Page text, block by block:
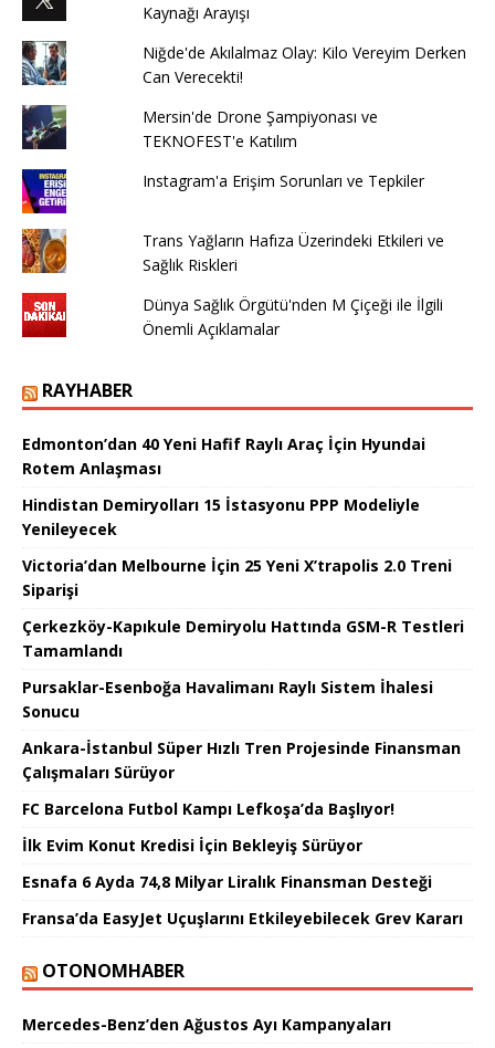
Kaynağı Arayışı
Niğde'de Akılalmaz Olay: Kilo Vereyim Derken
Can Verecekti!
Mersin'de Drone Şampiyonası ve
TEKNOFEST'e Katılım
Instagram'a Erişim Sorunları ve Tepkiler
Trans Yağların Hafıza Üzerindeki Etkileri ve
Sağlık Riskleri
Dünya Sağlık Örgütü'nden M Çiçeği ile İlgili
Önemli Açıklamalar
RAYHABER
Edmonton’dan 40 Yeni Hafif Raylı Araç İçin Hyundai
Rotem Anlaşması
Hindistan Demiryolları 15 İstasyonu PPP Modeliyle
Yenileyecek
Victoria’dan Melbourne İçin 25 Yeni X’trapolis 2.0 Treni
Siparişi
Çerkezköy-Kapıkule Demiryolu Hattında GSM-R Testleri
Tamamlandı
Pursaklar-Esenboğa Havalimanı Raylı Sistem İhalesi
Sonucu
Ankara-İstanbul Süper Hızlı Tren Projesinde Finansman
Çalışmaları Sürüyor
FC Barcelona Futbol Kampı Lefkoşa’da Başlıyor!
İlk Evim Konut Kredisi İçin Bekleyiş Sürüyor
Esnafa 6 Ayda 74,8 Milyar Liralık Finansman Desteği
Fransa’da EasyJet Uçuşlarını Etkileyebilecek Grev Kararı
OTONOMHABER
Mercedes-Benz’den Ağustos Ayı Kampanyaları